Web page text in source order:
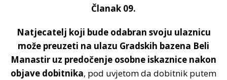
Članak 09.
Natjecatelj koji bude odabran svoju ulaznicu
može preuzeti na ulazu Gradskih bazena Beli
Manastir uz predočenje osobne iskaznice nakon
objave dobitnika, pod uvjetom da dobitnik putem